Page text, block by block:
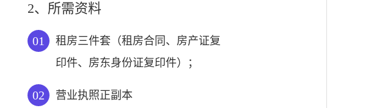
2、所需资料
01
租房三件套（租房合同、房产证复
印件、房东身份证复印件）；
02 营业执照正副本